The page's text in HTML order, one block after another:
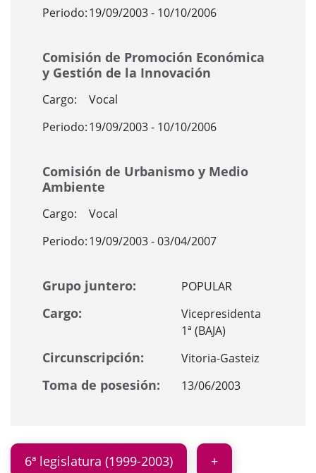
Periodo:19/09/2003 - 10/10/2006
Comisión de Promoción Económica
y Gestión de la Innovación
Cargo:
Vocal
Periodo:19/09/2003 - 10/10/2006
Comisión de Urbanismo y Medio
Ambiente
Cargo:
Vocal
Periodo:19/09/2003 - 03/04/2007
Grupo juntero: POPULAR
Cargo:
Vicepresidenta
1ª (BAJA)
Circunscripción: Vitoria-Gasteiz
Toma de posesión: 13/06/2003
6ª legislatura (1999-2003)